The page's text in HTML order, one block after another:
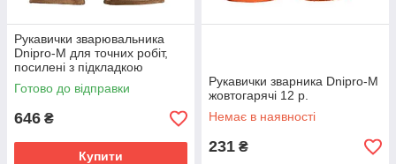
Рукавички зварювальника
Dnipro-M для точних робіт,
посилені з підкладкою
Готово до відправки
646 ₴
Купити
Рукавички зварника Dnipro-M
жовтогарячі 12 р.
Немає в наявності
231 ₴